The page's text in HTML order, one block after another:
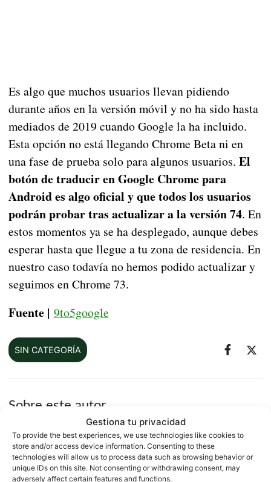
Gestiona tu privacidad
To provide the best experiences, we use technologies like cookies to
store and/or access device information. Consenting to these
technologies will allow us to process data such as browsing behavior or
unique IDs on this site. Not consenting or withdrawing consent, may
adversely affect certain features and functions.
Es algo que muchos usuarios llevan pidiendo
durante años en la versión móvil y no ha sido hasta
mediados de 2019 cuando Google la ha incluido.
Esta opción no está llegando Chrome Beta ni en
una fase de prueba solo para algunos usuarios. El
botón de traducir en Google Chrome para
Android es algo oficial y que todos los usuarios
podrán probar tras actualizar a la versión 74. En
estos momentos ya se ha desplegado, aunque debes
esperar hasta que llegue a tu zona de residencia. En
nuestro caso todavía no hemos podido actualizar y
seguimos en Chrome 73.
Fuente | 9to5google
SIN CATEGORÍA
Sobre este autor